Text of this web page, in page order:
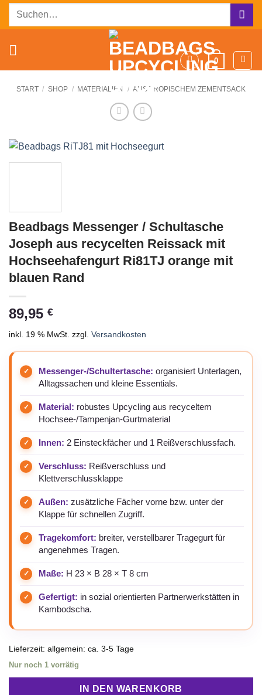
ZumSuchen
0
START / SHOP / MATERIALIEN / AUS TROPISCHEM ZEMENTSACK
Beadbags Messenger / Schultasche
Joseph aus recycelten Reissack mit
Hochseehafengurt Ri81TJ orange mit
blauen Rand
89,95 €
inkl. 19 % MwSt. zzgl. Versandkosten
Messenger-/Schultertasche: organisiert Unterlagen,
Alltagssachen und kleine Essentials.
Material: robustes Upcycling aus recyceltem
Hochsee-/Tampenjan-Gurtmaterial
Innen: 2 Einsteckfächer und 1 Reißverschlussfach.
Verschluss: Reißverschluss und
Klettverschlussklappe
Außen: zusätzliche Fächer vorne bzw. unter der
Klappe für schnellen Zugriff.
Tragekomfort: breiter, verstellbarer Tragegurt für
angenehmes Tragen.
Maße: H 23 × B 28 × T 8 cm
Gefertigt: in sozial orientierten Partnerwerkstätten in
Kambodscha.
Lieferzeit: allgemein: ca. 3-5 Tage
Nur noch 1 vorrätig
IN DEN WARENKORB